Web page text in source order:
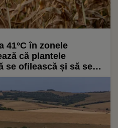
41°C în zonele
că plantele
se ofilească și să se